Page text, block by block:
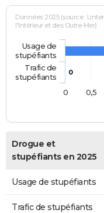
Données 2025 (source :
l'Intérieur et des Outre-Mer)
0
Usage de
stupéfiants
Trafic de
stupéfiants
0
0,5
Drogue et
stupéfiants en 2025
Usage de stupéfiants
Trafic de stupéfiants